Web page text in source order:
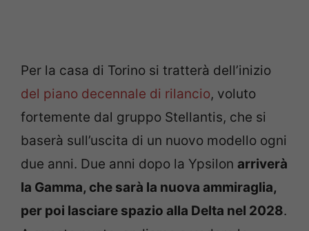
Per la casa di Torino si tratterà dell’inizio
del piano decennale di rilancio, voluto
fortemente dal gruppo Stellantis, che si
baserà sull’uscita di un nuovo modello ogni
due anni. Due anni dopo la Ypsilon arriverà
la Gamma, che sarà la nuova ammiraglia,
per poi lasciare spazio alla Delta nel 2028.